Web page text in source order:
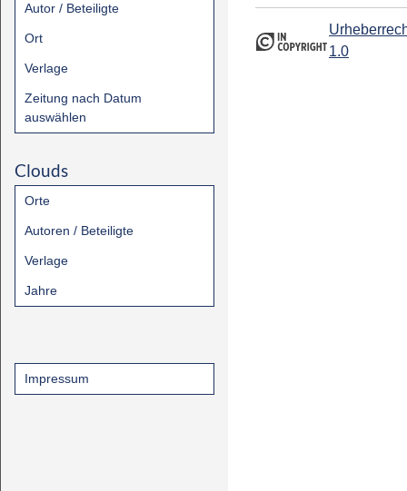
Autor / Beteiligte
Ort
Verlage
Zeitung nach Datum
auswählen
Clouds
Orte
Autoren / Beteiligte
Verlage
Jahre
Impressum
1.0